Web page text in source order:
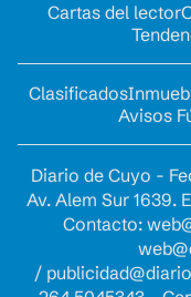
Cartas del lector
Clasificados
Avisos
Diario de Cuyo -
Av. Alem Sur 1639.
Contacto:
/